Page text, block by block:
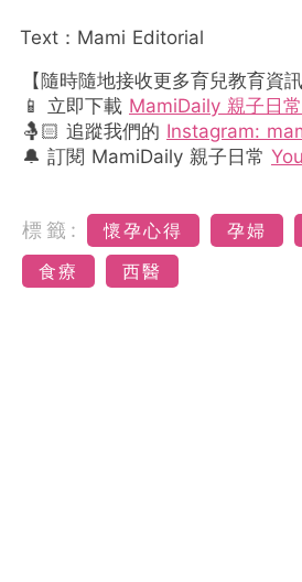
Text：Mami Editorial
【隨時隨地接收更多育兒教育資訊
📱 立即下載 MamiDaily 親子日
🤱🏻 追蹤我們的 Instagram:
🔔 訂閱 MamiDaily 親子日常
標籤: 懷孕心得 孕婦
食療
西醫